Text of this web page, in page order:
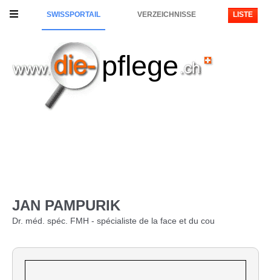
SWISSPORTAIL VERZEICHNISSE LISTE
pflege
JAN PAMPURIK
Dr. méd. spéc. FMH - spécialiste de la face et du cou